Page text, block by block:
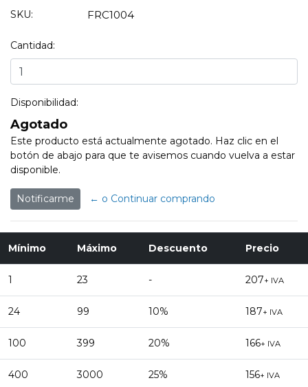
SKU: FRC1004
Cantidad:
Disponibilidad:
Agotado
Este producto está actualmente agotado. Haz clic en el
botón de abajo para que te avisemos cuando vuelva a estar
disponible.
Notificarme ← o Continuar comprando
Mínimo Máximo Descuento Precio
1 23 - 207+ IVA
24 99 10% 187+ IVA
100 399 20% 166+ IVA
400 3000 25% 156+ IVA